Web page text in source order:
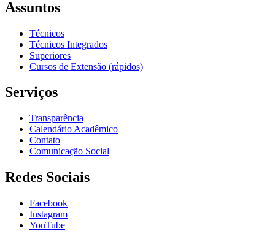
Assuntos
Técnicos
Técnicos Integrados
Superiores
Cursos de Extensão (rápidos)
Serviços
Transparência
Calendário Acadêmico
Contato
Comunicação Social
Redes Sociais
Facebook
Instagram
YouTube